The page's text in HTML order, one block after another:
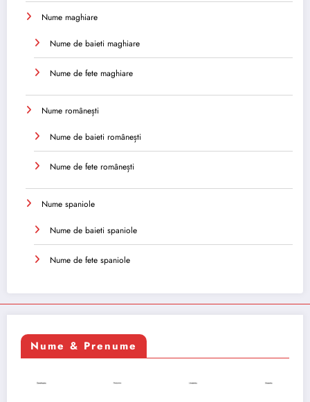
Nume maghiare
Nume de baieti maghiare
Nume de fete maghiare
Nume românești
Nume de baieti românești
Nume de fete românești
Nume spaniole
Nume de baieti spaniole
Nume de fete spaniole
Nume & Prenume